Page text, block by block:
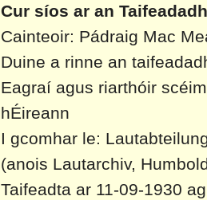
Cur síos ar an
Cainteoir: Pádraig Mac
Duine a rinne an
Eagraí agus riarthóir
hÉireann
I gcomhar le:
(anois Lautarchiv,
Taifeadta ar 11-09-1930